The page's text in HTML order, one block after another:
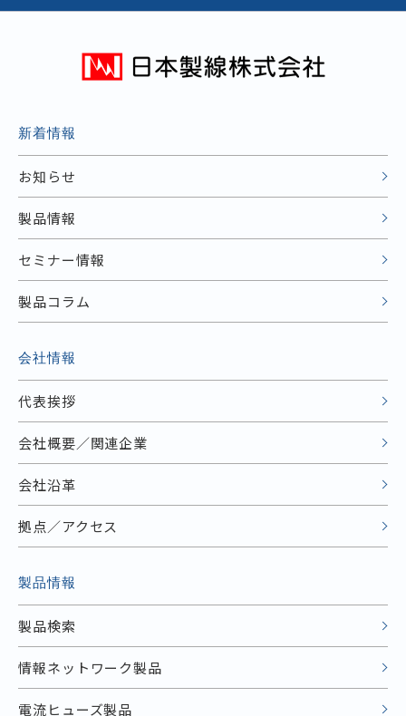
新着情報
お知らせ
製品情報
セミナー情報
製品コラム
会社情報
代表挨拶
会社概要／関連企業
会社沿革
拠点／アクセス
製品情報
製品検索
情報ネットワーク製品
電流ヒューズ製品